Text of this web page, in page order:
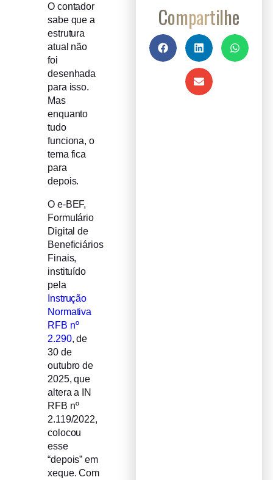
O contador
sabe que a
estrutura
atual não
foi
desenhada
para isso.
Mas
enquanto
tudo
funciona, o
tema fica
para
depois.
O e-BEF,
Formulário
Digital de
Beneficiários
Finais,
instituído
pela
Instrução
Normativa
RFB nº
2.290, de
30 de
outubro de
2025, que
altera a IN
RFB nº
2.119/2022,
colocou
esse
“depois” em
xeque. Com
Compartilhe